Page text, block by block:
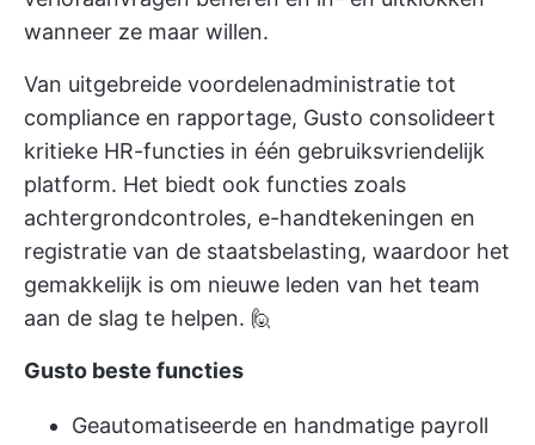
wanneer ze maar willen.
Van uitgebreide voordelenadministratie tot
compliance en rapportage, Gusto consolideert
kritieke HR-functies in één gebruiksvriendelijk
platform. Het biedt ook functies zoals
achtergrondcontroles, e-handtekeningen en
registratie van de staatsbelasting, waardoor het
gemakkelijk is om nieuwe leden van het team
aan de slag te helpen. 🙋
Gusto beste functies
Geautomatiseerde en handmatige payroll